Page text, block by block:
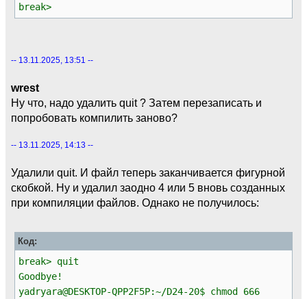
break>
-- 13.11.2025, 13:51 --
wrest
Ну что, надо удалить quit ? Затем перезаписать и
попробовать компилить заново?
-- 13.11.2025, 14:13 --
Удалили quit. И файл теперь заканчивается фигурной
скобкой. Ну и удалил заодно 4 или 5 вновь созданных
при компиляции файлов. Однако не получилось:
Код:
break> quit
Goodbye!
yadryara@DESKTOP-QPP2F5P:~/D24-20$ chmod 666